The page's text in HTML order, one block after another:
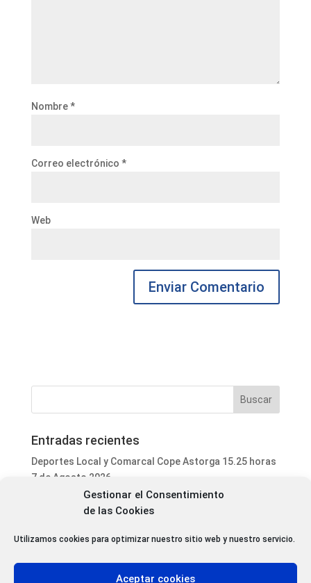
Gestionar el Consentimiento
de las Cookies
Utilizamos cookies para optimizar nuestro sitio web y nuestro servicio.
Aceptar cookies
Nombre*
Correo electrónico *
Web
Entradas recientes
Deportes Local y Comarcal Cope Astorga 15.25 horas
7 de Agosto 2026
Informativo Mediodía Cope Astorga 14.20 horas 7 de
Agosto 2026
San Justo de la Vega acoge este fin de semana un